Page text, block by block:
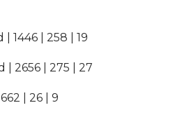
1446 | 258 | 19
2656 | 275 | 27
| 26 | 9